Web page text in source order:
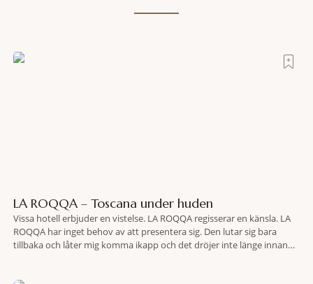
LA ROQQA – Toscana under huden
Vissa hotell erbjuder en vistelse. LA ROQQA regisserar en känsla. LA
ROQQA har inget behov av att presentera sig. Den lutar sig bara
tillbaka och låter mig komma ikapp och det dröjer inte länge innan